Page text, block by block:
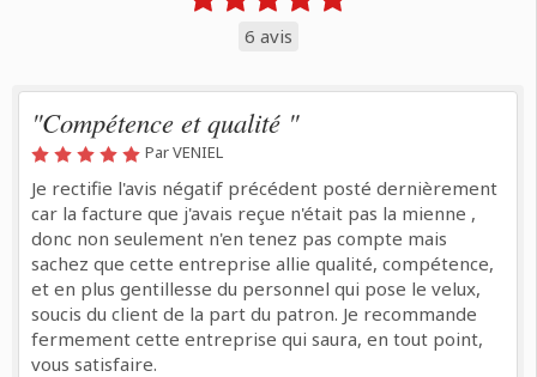
6 avis
"Compétence et qualité "
Par VENIEL
Je rectifie l'avis négatif précédent posté dernièrement
car la facture que j'avais reçue n'était pas la mienne ,
donc non seulement n'en tenez pas compte mais
sachez que cette entreprise allie qualité, compétence,
et en plus gentillesse du personnel qui pose le velux,
soucis du client de la part du patron. Je recommande
fermement cette entreprise qui saura, en tout point,
vous satisfaire.